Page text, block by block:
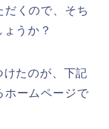
くので、そち
うか？
たのが、下記
ームページで